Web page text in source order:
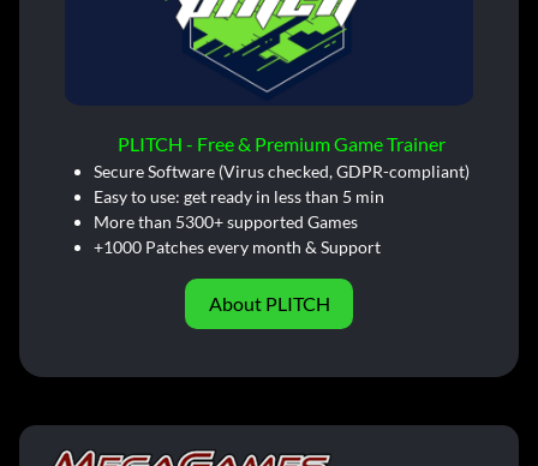
PLITCH - Free & Premium Game Trainer
Secure Software (Virus checked, GDPR-compliant)
Easy to use: get ready in less than 5 min
More than 5300+ supported Games
+1000 Patches every month & Support
About PLITCH